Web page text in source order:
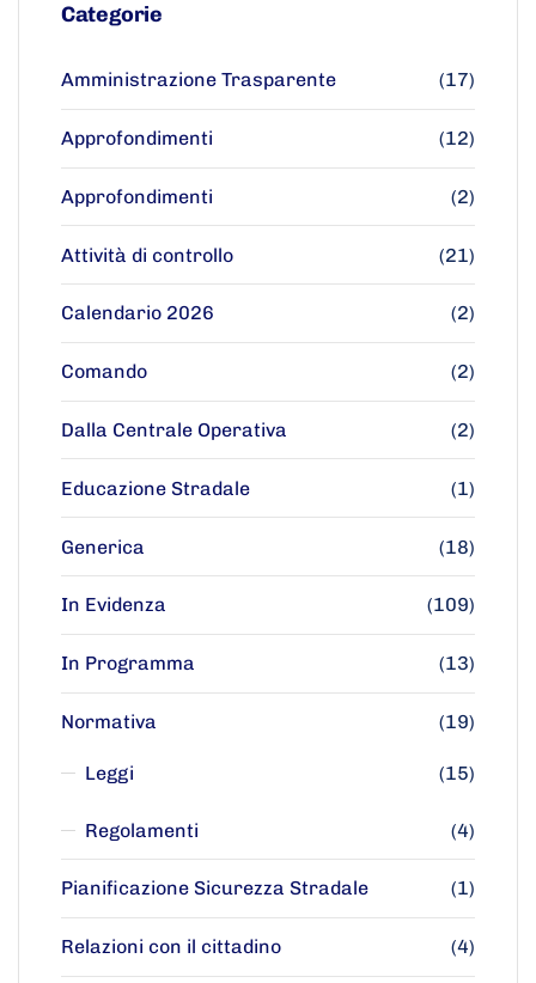
Categorie
Amministrazione Trasparente (17)
Approfondimenti (12)
Approfondimenti (2)
Attività di controllo (21)
Calendario 2026 (2)
Comando (2)
Dalla Centrale Operativa (2)
Educazione Stradale (1)
Generica (18)
In Evidenza (109)
In Programma (13)
Normativa (19)
Leggi (15)
Regolamenti (4)
Pianificazione Sicurezza Stradale (1)
Relazioni con il cittadino (4)